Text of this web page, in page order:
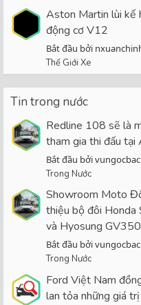
Aston Martin lùi kế
động cơ V12
Bắt đầu bởi
Thế Giới Xe
Tin trong nước
Redline 108 sẽ là
tham gia thi đấu
Bắt đầu bởi
Trong Nước
Showroom Moto
thiệu bộ đôi
và Hyosung
Bắt đầu bởi
Trong Nước
Ford Việt Nam
lan tỏa những giá